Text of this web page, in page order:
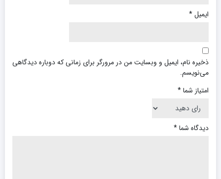
ایمیل*
ذخیره نام، ایمیل و وبسایت من در مرورگر برای زمانی که دوباره دیدگاهی
می‌نویسم.
امتیاز شما*
دیدگاه شما*